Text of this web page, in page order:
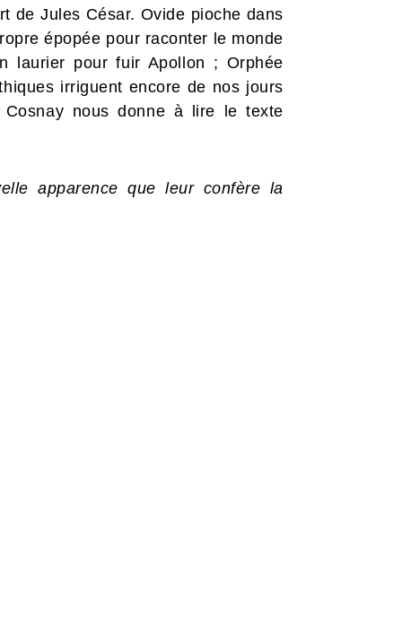
de Jules César. Ovide pioche dans
épopée pour raconter le monde
laurier pour fuir Apollon ; Orphée
irriguent encore de nos jours
nous donne à lire le texte
apparence que leur confère la